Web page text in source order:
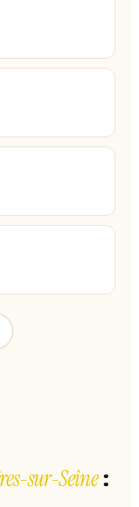
sur-Seine: